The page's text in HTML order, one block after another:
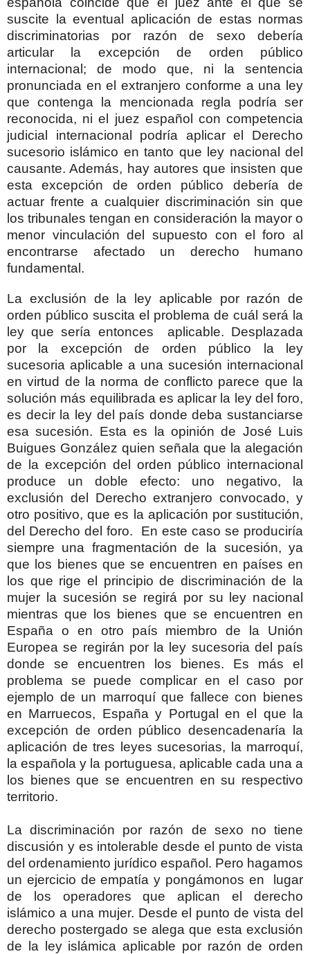
suscite la eventual aplicación de estas normas
discriminatorias por razón de sexo debería
articular la excepción de orden público
internacional; de modo que, ni la sentencia
pronunciada en el extranjero conforme a una ley
que contenga la mencionada regla podría ser
reconocida, ni el juez español con competencia
judicial internacional podría aplicar el Derecho
sucesorio islámico en tanto que ley nacional del
causante. Además, hay autores que insisten que
esta excepción de orden público debería de
actuar frente a cualquier discriminación sin que
los tribunales tengan en consideración la mayor o
menor vinculación del supuesto con el foro al
encontrarse afectado un derecho humano
fundamental.
La exclusión de la ley aplicable por razón de
orden público suscita el problema de cuál será la
ley que sería entonces aplicable. Desplazada
por la excepción de orden público la ley
sucesoria aplicable a una sucesión internacional
en virtud de la norma de conflicto parece que la
solución más equilibrada es aplicar la ley del foro,
es decir la ley del país donde deba sustanciarse
esa sucesión. Esta es la opinión de José Luis
Buigues González quien señala que la alegación
de la excepción del orden público internacional
produce un doble efecto: uno negativo, la
exclusión del Derecho extranjero convocado, y
otro positivo, que es la aplicación por sustitución,
del Derecho del foro.
En este caso se produciría
siempre una fragmentación de la sucesión, ya
que los bienes que se encuentren en países en
los que rige el principio de discriminación de la
mujer la sucesión se regirá por su ley nacional
mientras que los bienes que se encuentren en
España o en otro país miembro de la Unión
Europea se regirán por la ley sucesoria del país
donde se encuentren los bienes. Es más el
problema se puede complicar en el caso por
ejemplo de un marroquí que fallece con bienes
en Marruecos, España y Portugal en el que la
excepción de orden público desencadenaría la
aplicación de tres leyes sucesorias, la marroquí,
la española y la portuguesa, aplicable cada una a
los bienes que se encuentren en su respectivo
territorio.
La discriminación por razón de sexo no tiene
discusión y es intolerable desde el punto de vista
del ordenamiento jurídico español. Pero hagamos
un ejercicio de empatía y pongámonos en
lugar
de los operadores que aplican el derecho
islámico a una mujer. Desde el punto de vista del
derecho postergado se alega que esta exclusión
de la ley islámica aplicable por razón de orden